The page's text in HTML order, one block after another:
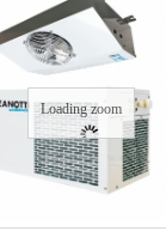
Loading zoom